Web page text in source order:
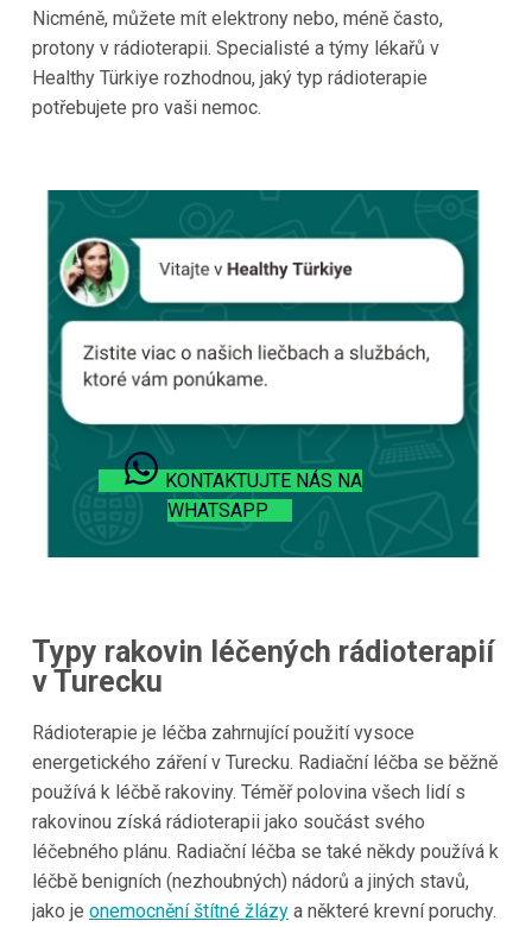
Nicméně, můžete mít elektrony nebo, méně často,
protony v rádioterapii. Specialisté a týmy lékařů v
Healthy Türkiye rozhodnou, jaký typ rádioterapie
potřebujete pro vaši nemoc.
KONTAKTUJTE NÁS NA
WHATSAPP
Typy rakovin léčených rádioterapií
v Turecku
Rádioterapie je léčba zahrnující použití vysoce
energetického záření v Turecku. Radiační léčba se běžně
používá k léčbě rakoviny. Téměř polovina všech lidí s
rakovinou získá rádioterapii jako součást svého
léčebného plánu. Radiační léčba se také někdy používá k
léčbě benigních (nezhoubných) nádorů a jiných stavů,
jako je onemocnění štítné žlázya některé krevní poruchy.